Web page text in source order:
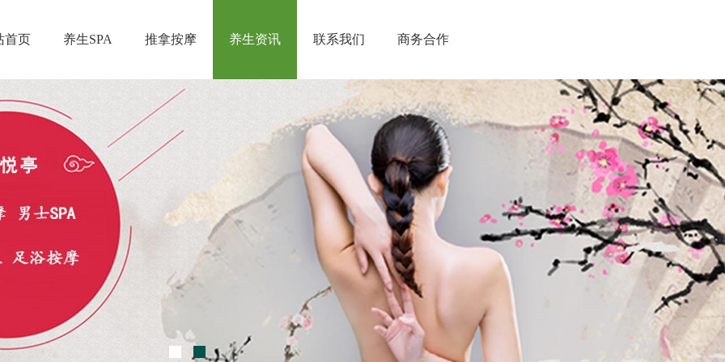
首页 养生SPA 推拿按摩 养生资讯 联系我们 商务合作